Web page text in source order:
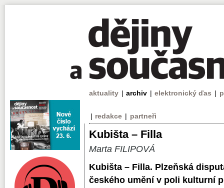
aktuality | archiv | elektronický ďas |
| redakce | partneři
Kubišta – Filla
Marta FILIPOVÁ
Kubišta – Filla. Plzeňská
českého umění v poli kulturní